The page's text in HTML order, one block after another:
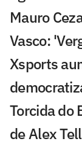
Mauro
Vasco:
Xsports
Torcida do
de Alex